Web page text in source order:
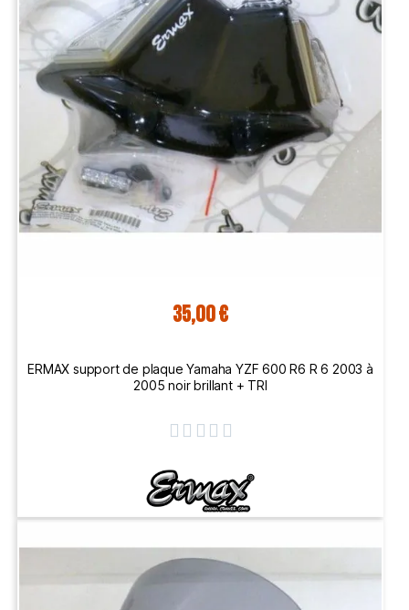
35,00 €
ERMAX support de plaque Yamaha YZF 600 R6 R 6 2003 à
2005 noir brillant + TRI
    